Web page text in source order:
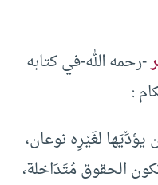
-رحمه الله-في كتابه
:
لغَيْرِه نوعان،
الحقوق مُتَدَاخلة،